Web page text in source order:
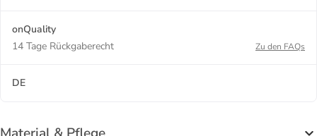
onQuality
14 Tage Rückgaberecht
Zu den FAQs
DE